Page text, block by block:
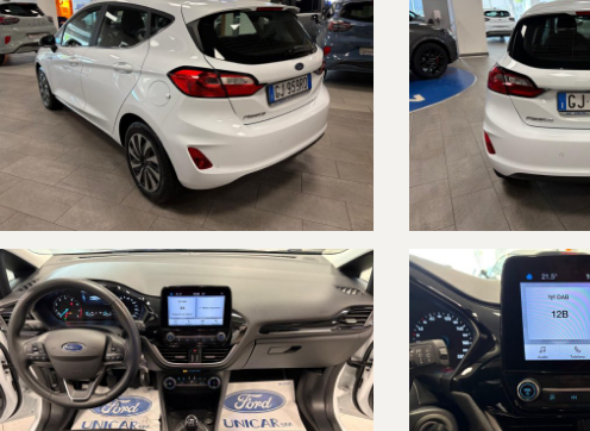
-5 MODALITA' GUIDA SELEZIONABILI (ECO-NORMALE-SPORT-STERRATO-NEVE)
-SENSORI DI PARCHEGGIO POSTERIORI
-FARI A LED
-LUCI DIURNE A LED
-ACCENSIONE AUTOMATICA FARI
-SENSORE PIOGGIA
-VOLANTE IN PELLE
-BRACCIOLO
-ABS & ESP
-START & STOP
-CRUISE CONTROL
-MONITORAGGIO PRESSIONE PNEUMATICI
-ASSISTENZA FRENATA D' EMERGENZA
-ASSISTENZA MANTENIMENTO CORSIA
-RICONOSCIMENTO LIMITI DI VELOCITA'
-RICONOSCIMENTO STANCHEZZA GUIDATORE
-ASSISTENZA PARTENZA IN SALITA